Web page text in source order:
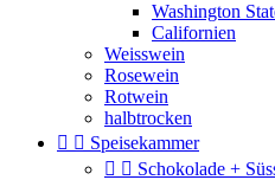
Washington
Californien
Weisswein
Rosewein
Rotwein
halbtrocken
  Speisekammer
  Schokolade +